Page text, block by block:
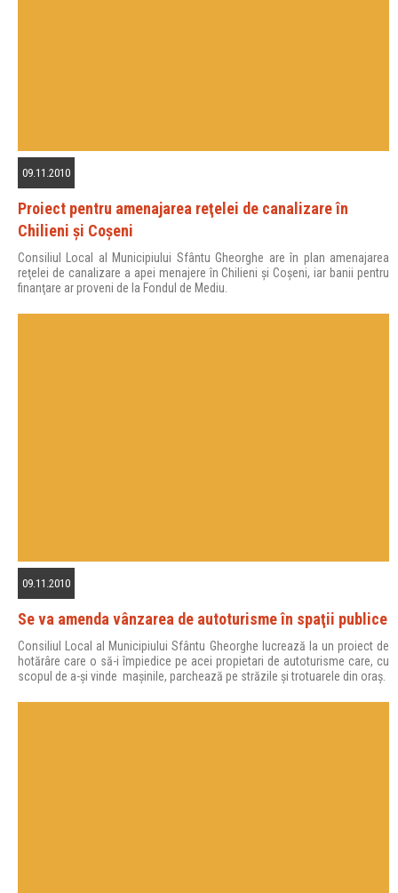
09.11.2010
Proiect pentru amenajarea reţelei de canalizare în
Chilieni şi Coşeni
Consiliul Local al Municipiului Sfântu Gheorghe are în plan amenajarea
reţelei de canalizare a apei menajere în Chilieni şi Coşeni, iar banii pentru
finanţare ar proveni de la Fondul de Mediu.
09.11.2010
Se va amenda vânzarea de autoturisme în spaţii publice
Consiliul Local al Municipiului Sfântu Gheorghe lucrează la un proiect de
hotărâre care o să-i împiedice pe acei propietari de autoturisme care, cu
scopul de a-şi vinde maşinile, parchează pe străzile şi trotuarele din oraş.